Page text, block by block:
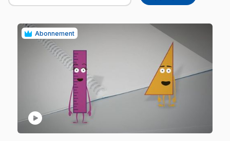
Abonnement
play_circle